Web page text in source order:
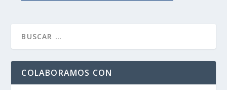
COLABORAMOS CON